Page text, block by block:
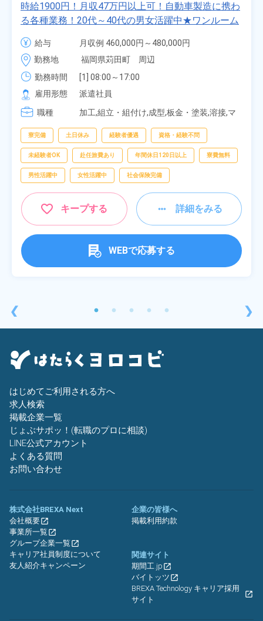
❮
時給1900円！月収47万円以上可！自動車製造に携わ
る各種業務！20代～40代の男女活躍中★ワンルーム
寮無料！マイカー通勤OK！無料駐車場あり！赴任旅
費会社負担！社員食堂あり！日払いあり！土日休
み！特別賞与90万円支給！《福岡県京都郡苅田町》
給与
月収例 460,000円～480,000円
時給 1,900円～1,900円
勤務地
福岡県苅田町　周辺
勤務時間
[1] 08:00～17:00
[2] 20:00～05:00
[3] 06:30～15:00
[4] 14:30～23:00
雇用形態
派遣社員
職種
加工,組立・組付け,成型,板金・塗装,溶接,マ
査,物流・配送
寮完備 土日休み 経験者優遇 資格・経験不問
未経験者OK 赴任旅費あり 年間休日120日以上 寮費無料
男性活躍中 女性活躍中 社会保険完備
キープする 詳細をみる
WEBで応募する
❯
はじめてご利用される方へ
求人検索
掲載企業一覧
じょぶサポッ！(転職のプロに相談)
LINE公式アカウント
よくある質問
お問い合わせ
株式会社BREXA Next
会社概要
事業所一覧
グループ企業一覧
キャリア社員制度について
友人紹介キャンペーン
企業の皆様へ
掲載利用約款
関連サイト
期間工.jp
バイトッツ
BREXA Technology キャリア採用
サイト